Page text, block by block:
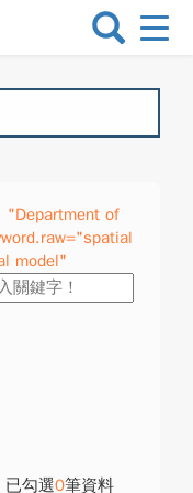
選
換
"Department of
model"
已勾選0筆資料